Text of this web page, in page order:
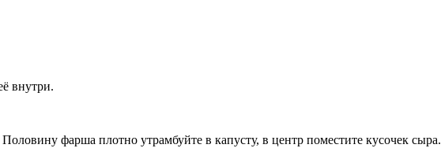
внутри.
фарша плотно утрамбуйте в капусту, в центр поместите кусочек сыра.